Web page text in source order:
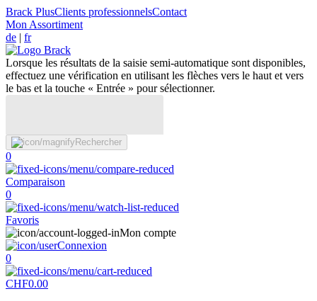
Brack PlusClients professionnelsContact
Mon Assortiment
de | fr
Lorsque les résultats de la saisie semi-automatique sont disponibles,
effectuez une vérification en utilisant les flèches vers le haut et vers
le bas et la touche « Entrée » pour sélectionner.
Rechercher
0
Comparaison
0
Favoris
Mon compte
Connexion
0
CHF0.00